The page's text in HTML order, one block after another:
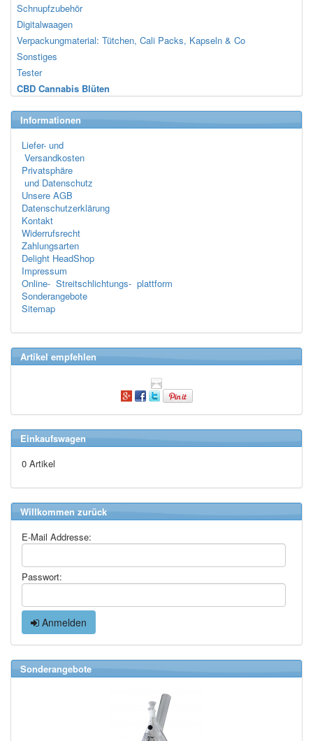
Schnupfzubehör
Digitalwaagen
Verpackungmaterial: Tütchen, Cali Packs, Kapseln & Co
Sonstiges
Tester
CBD Cannabis Blüten
Informationen
Liefer- und
Versandkosten
Privatsphäre
und Datenschutz
Unsere AGB
Datenschutzerklärung
Kontakt
Widerrufsrecht
Zahlungsarten
Delight HeadShop
Impressum
Online- Streitschlichtungs- plattform
Sonderangebote
Sitemap
Artikel empfehlen
Einkaufswagen
0 Artikel
Willkommen zurück
E-Mail Addresse:
Passwort:
Anmelden
Sonderangebote